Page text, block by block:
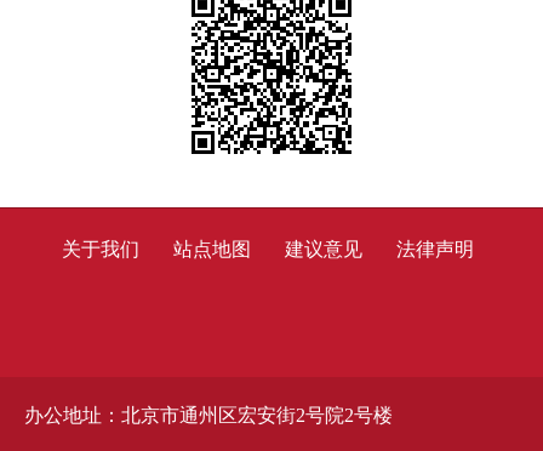
办公地址：北京市通州区宏安街2号院2号楼
关于我们 站点地图 建议意见 法律声明